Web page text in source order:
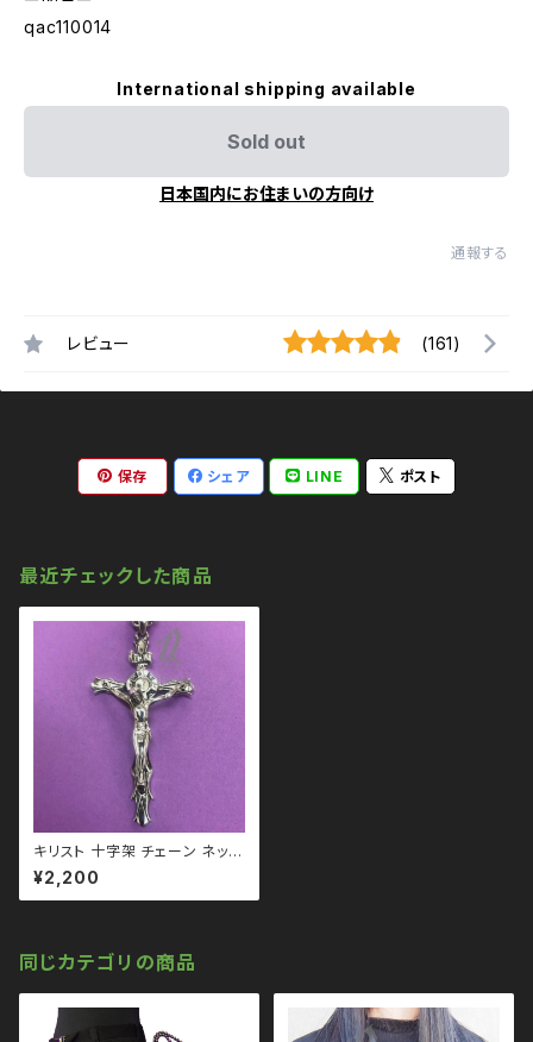
qac110014
International shipping available
Sold out
日本国内にお住まいの方向け
通報する
レビュー (161)
保存 シェア LINE ポスト
最近チェックした商品
キリスト 十字架 チェーン ネック
レス qac110014 クロス 十字
架 ロザリオ
¥2,200
同じカテゴリの商品